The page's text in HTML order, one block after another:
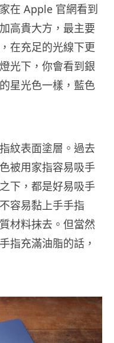
在 Apple 官網看到
高貴大方，最主要
在充足的光線下更
光下，你會看到銀
星光色一樣，藍色
紋表面塗層。過去
被用家指容易吸手
下，都是好易吸手
容易黏上手手指
材料抹去。但當然
指充滿油脂的話，